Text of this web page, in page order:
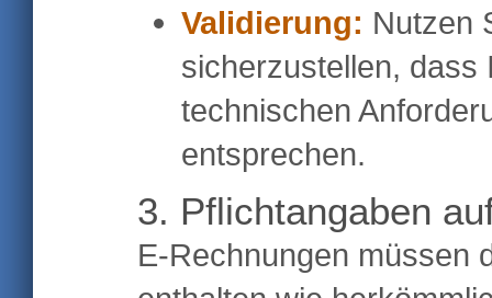
Validierung: Nutzen
sicherzustellen, dass
technischen
entsprechen.
3. Pflichtangaben
E-Rechnungen müssen